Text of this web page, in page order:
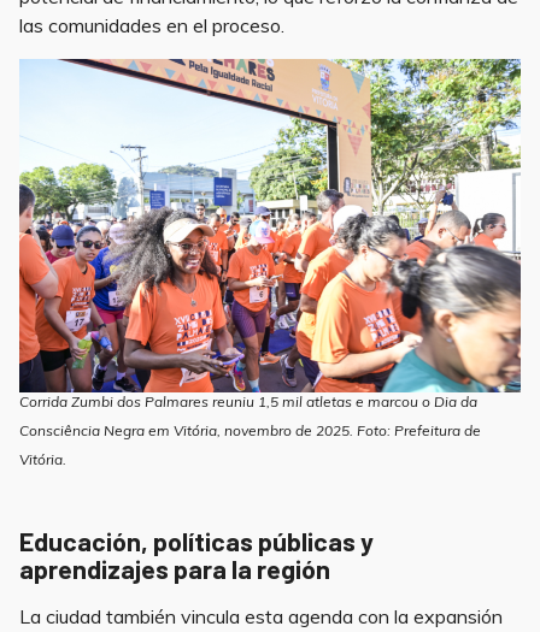
las comunidades en el proceso.
Corrida Zumbi dos Palmares reuniu 1,5 mil atletas e marcou o Dia da
Consciência Negra em Vitória, novembro de 2025. Foto: Prefeitura de
Vitória.
Educación, políticas públicas y
aprendizajes para la región
La ciudad también vincula esta agenda con la expansión